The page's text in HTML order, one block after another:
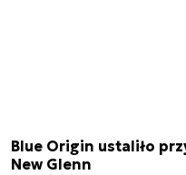
Blue Origin ustaliło
New Glenn